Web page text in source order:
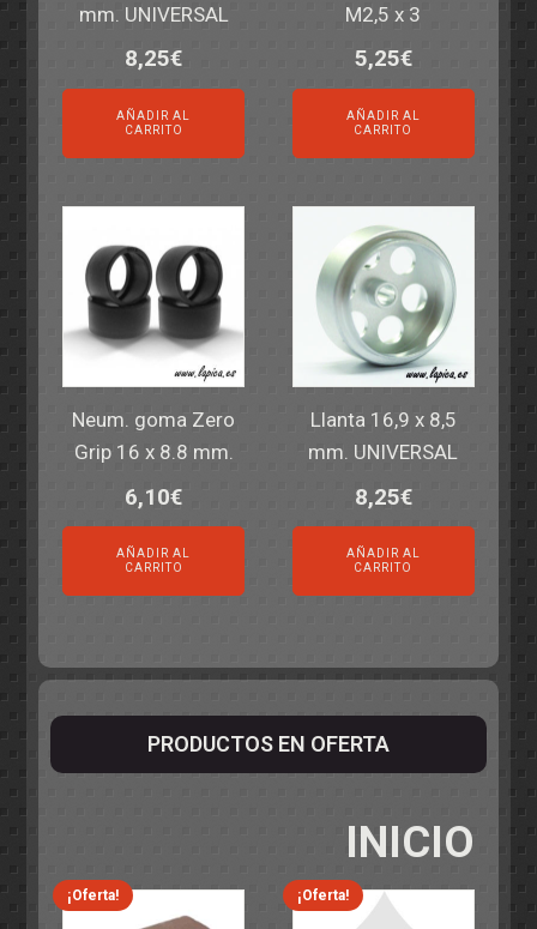
mm. UNIVERSAL
8,25€
AÑADIR AL
CARRITO
M2,5 x 3
5,25€
AÑADIR AL
CARRITO
Neum. goma Zero
Grip 16 x 8.8 mm.
6,10€
AÑADIR AL
CARRITO
Llanta 16,9 x 8,5
mm. UNIVERSAL
8,25€
AÑADIR AL
CARRITO
PRODUCTOS EN OFERTA
INICIO
¡Oferta! ¡Oferta!